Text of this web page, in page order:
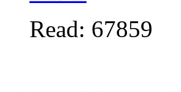
Read: 67859